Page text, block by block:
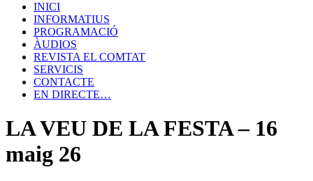
INICI
INFORMATIUS
PROGRAMACIÓ
ÀUDIOS
REVISTA EL COMTAT
SERVICIS
CONTACTE
EN DIRECTE…
LA VEU DE LA FESTA – 16
maig 26